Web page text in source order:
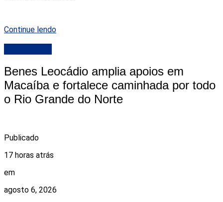
Continue lendo
Benes Leocádio amplia apoios em
Macaíba e fortalece caminhada por todo
o Rio Grande do Norte
Publicado
17 horas atrás
em
agosto 6, 2026